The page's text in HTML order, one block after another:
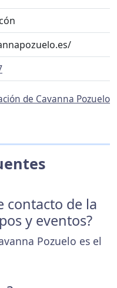
de Cavanna Pozuelo
contacto de la
y eventos?
Pozuelo es el